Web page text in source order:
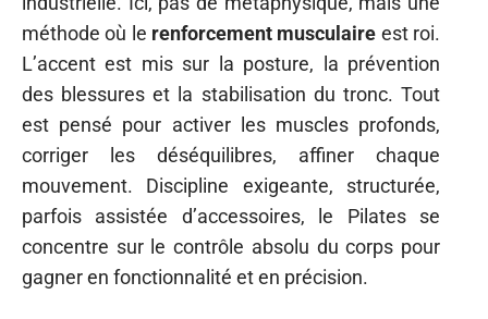
méthode où le renforcement musculaire est roi.
L’accent est mis sur la posture, la prévention
des blessures et la stabilisation du tronc. Tout
est pensé pour activer les muscles profonds,
corriger les déséquilibres, affiner chaque
mouvement. Discipline exigeante, structurée,
parfois assistée d’accessoires, le Pilates se
concentre sur le contrôle absolu du corps pour
gagner en fonctionnalité et en précision.